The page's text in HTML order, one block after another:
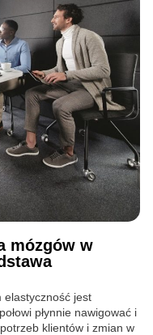
mózgów w
elastyczność jest
płynnie nawigować i
klientów i zmian w